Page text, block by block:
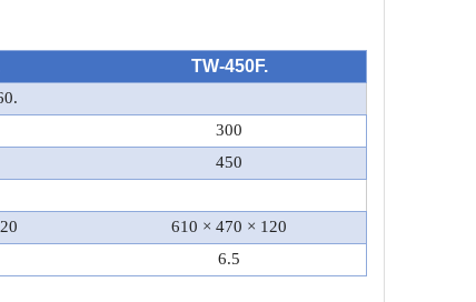
TW-450F.
300
450
610 × 470 × 120
6.5